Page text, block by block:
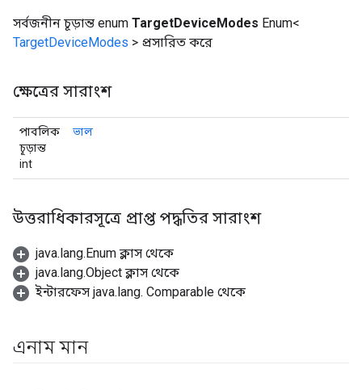
সর্বজনীন চূড়ান্ত enum TargetDeviceModes Enum<
TargetDeviceModes > প্রসারিত করে
ক্ষেত্রের সারাংশ
পাবলিক
চূড়ান্ত
int
ভাল
উত্তরাধিকারসূত্রে প্রাপ্ত পদ্ধতির সারাংশ
java.lang.Enum ক্লাস থেকে
java.lang.Object ক্লাস থেকে
ইন্টারফেস java.lang. Comparable থেকে
এনাম মান